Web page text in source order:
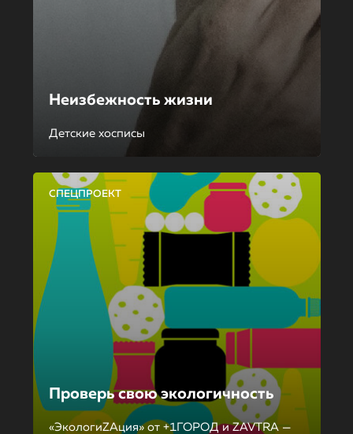
Неизбежность жизни
Детские хосписы
СПЕЦПРОЕКТ
Проверь свою экологичность
«ЭкологиZAция» от +1ГОРОД и ZAVTRA —